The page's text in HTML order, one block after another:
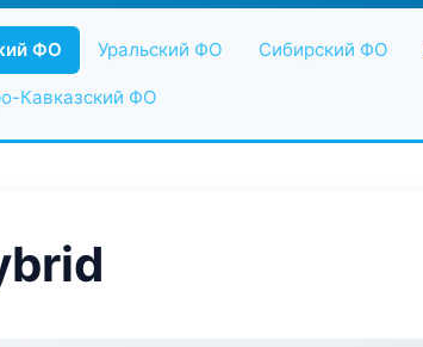
ФО Уральский ФО Сибирский ФО
Кавказский ФО